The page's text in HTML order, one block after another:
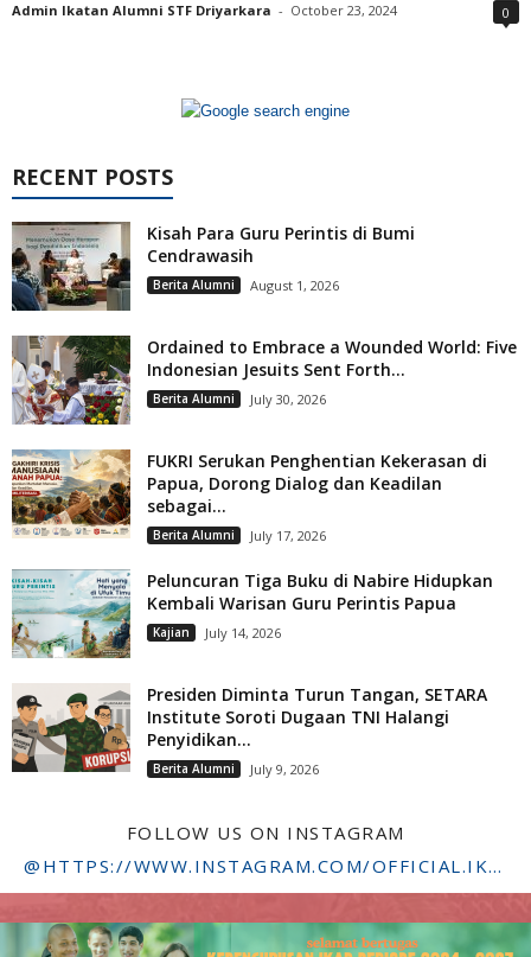
Admin Ikatan Alumni STF Driyarkara - October 23, 2024 0
RECENT POSTS
Kisah Para Guru Perintis di Bumi
Cendrawasih
Berita Alumni August 1, 2026
Ordained to Embrace a Wounded World: Five
Indonesian Jesuits Sent Forth...
Berita Alumni July 30, 2026
FUKRI Serukan Penghentian Kekerasan di
Papua, Dorong Dialog dan Keadilan
sebagai...
Berita Alumni July 17, 2026
Peluncuran Tiga Buku di Nabire Hidupkan
Kembali Warisan Guru Perintis Papua
Kajian July 14, 2026
Presiden Diminta Turun Tangan, SETARA
Institute Soroti Dugaan TNI Halangi
Penyidikan...
Berita Alumni July 9, 2026
FOLLOW US ON INSTAGRAM
@HTTPS://WWW.INSTAGRAM.COM/OFFICIAL.IKADSTFDRIYARKARA/